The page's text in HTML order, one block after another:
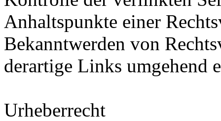
Anhaltspunkte einer
Bekanntwerden von
derartige Links umgehend
Urheberrecht